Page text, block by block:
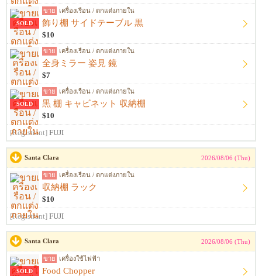
SOLD
ขาย เครื่องเรือน / ตกแต่งภายใน
飾り棚 サイドテーブル 黒
$10
ขาย เครื่องเรือน / ตกแต่งภายใน
全身ミラー 姿見 鏡
$7
SOLD
ขาย เครื่องเรือน / ตกแต่งภายใน
黒 棚 キャビネット 収納棚
$10
[Registrant] FUJI
Santa Clara 2026/08/06 (Thu)
ขาย เครื่องเรือน / ตกแต่งภายใน
収納棚 ラック
$10
[Registrant] FUJI
Santa Clara 2026/08/06 (Thu)
SOLD
ขาย เครื่องใช้ไฟฟ้า
Food Chopper